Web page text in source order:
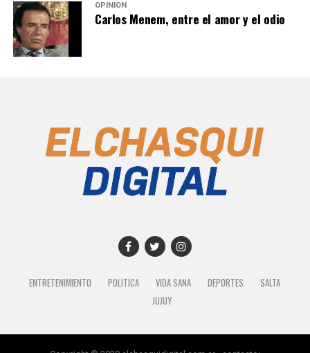
OPINIÓN
Carlos Menem, entre el amor y el odio
ENTRETENIMIENTO POLITICA VIDA SANA DEPORTES
SALTA
JUJUY